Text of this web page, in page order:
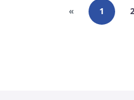
« 1 2